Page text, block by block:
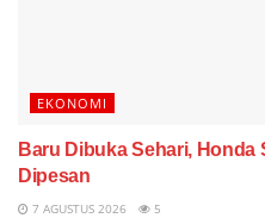
EKONOMI
Baru Dibuka Sehari,
Dipesan
7 AGUSTUS 2026 5